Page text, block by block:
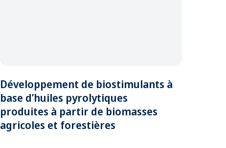
Développement de biostimulants à
base d’huiles pyrolytiques
produites à partir de biomasses
agricoles et forestières